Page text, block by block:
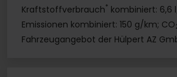
Kraftstoffverbrauch* kombiniert: 6,6
Emissionen kombiniert: 150 g/km; CO
Fahrzeugangebot der Hülpert AZ